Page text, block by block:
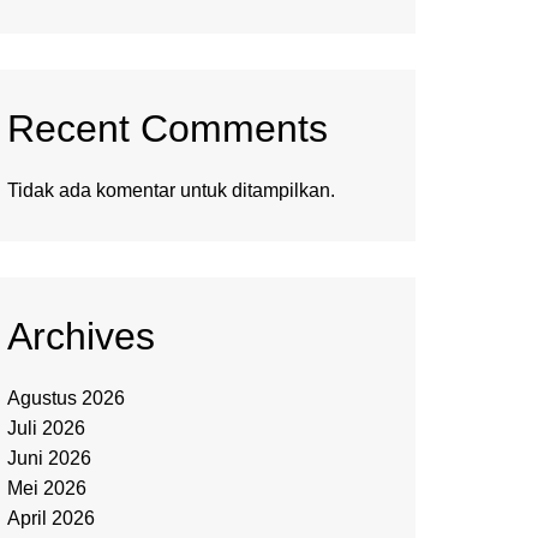
Recent Comments
Tidak ada komentar untuk ditampilkan.
Archives
Agustus 2026
Juli 2026
Juni 2026
Mei 2026
April 2026